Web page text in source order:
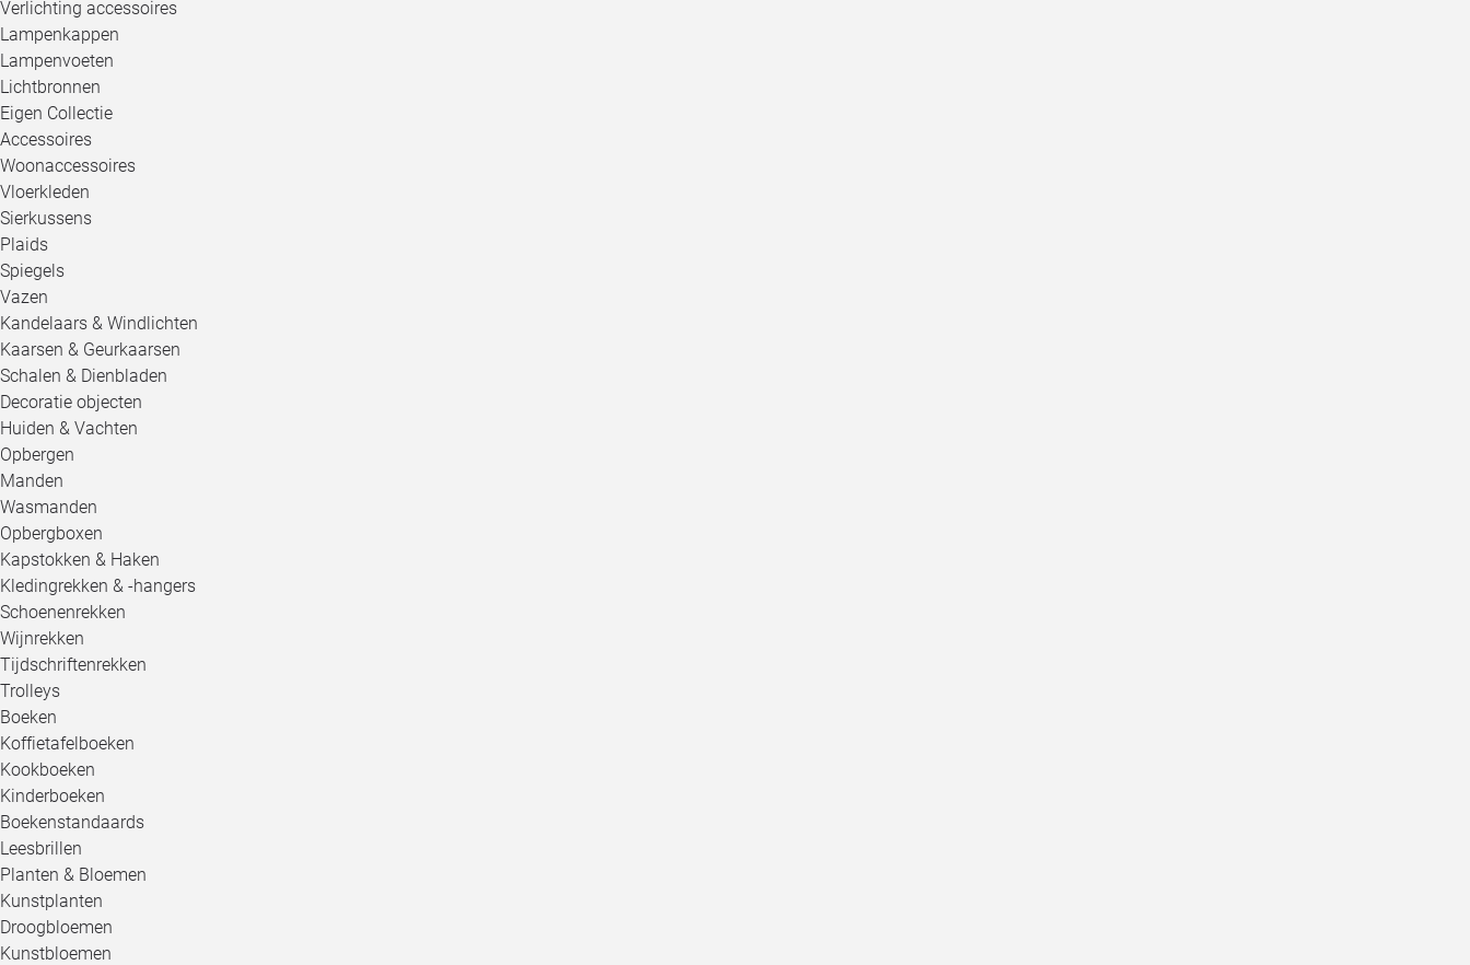
Verlichting accessoires
Lampenkappen
Lampenvoeten
Lichtbronnen
Eigen Collectie
Accessoires
Woonaccessoires
Vloerkleden
Sierkussens
Plaids
Spiegels
Vazen
Kandelaars & Windlichten
Kaarsen & Geurkaarsen
Schalen & Dienbladen
Decoratie objecten
Huiden & Vachten
Opbergen
Manden
Wasmanden
Opbergboxen
Kapstokken & Haken
Kledingrekken & -hangers
Schoenenrekken
Wijnrekken
Tijdschriftenrekken
Trolleys
Boeken
Koffietafelboeken
Kookboeken
Kinderboeken
Boekenstandaards
Leesbrillen
Planten & Bloemen
Kunstplanten
Droogbloemen
Kunstbloemen